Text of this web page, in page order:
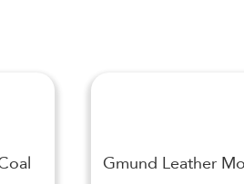
Gmund Leather